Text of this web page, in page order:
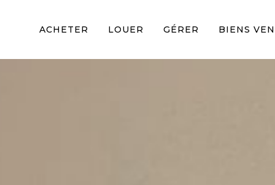
ACHETER LOUER GÉRER BIENS